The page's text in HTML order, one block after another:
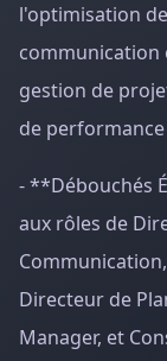
l'optimisation
communication
gestion de
de
- **Débouchés
aux rôles de
Directeur de
Manager, et